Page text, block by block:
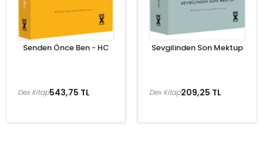
Senden Önce Ben - HC
543,75 TL
Dex Kitap
Sevgilinden Son Mektup
209,25 TL
Dex Kitap